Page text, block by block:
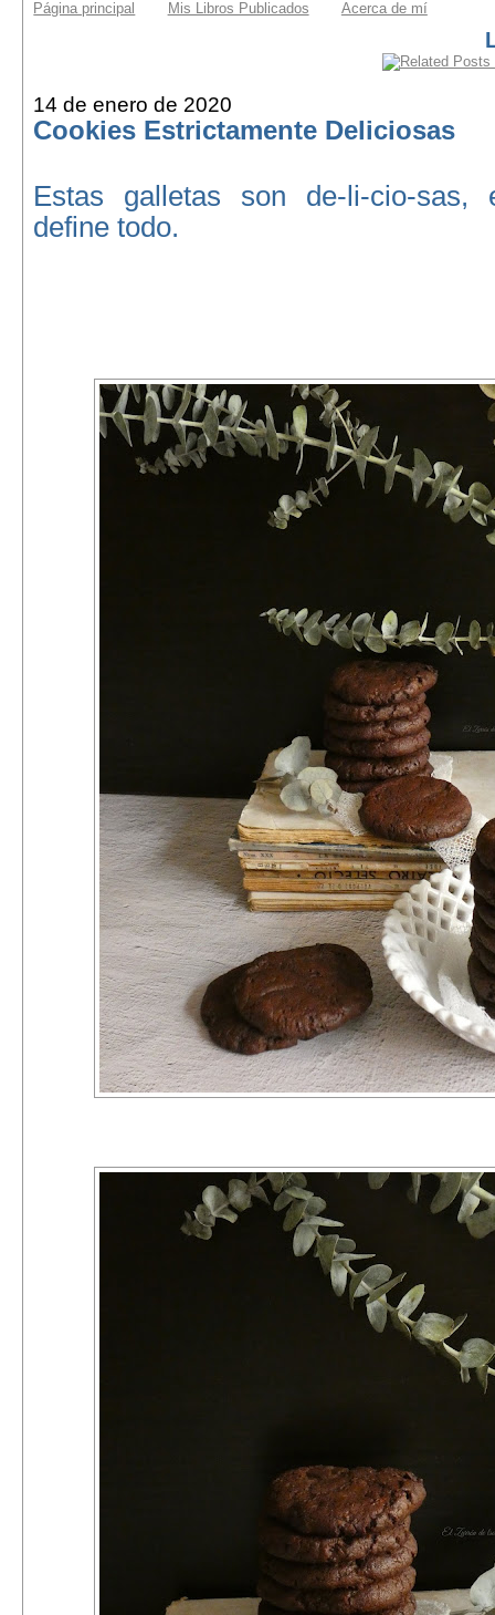
Página principal Mis Libros Publicados Acerca de mí
14 de enero de 2020
Cookies Estrictamente Deliciosas
Estas galletas son de-li-cio-sas,
define todo.